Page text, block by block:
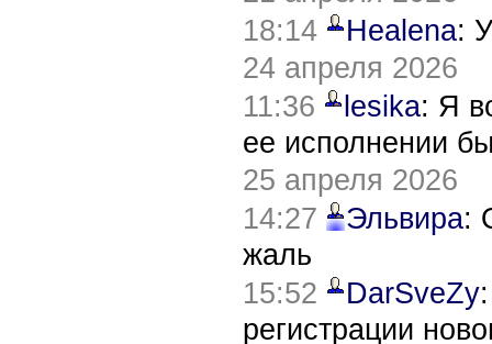
18:14
Healena:
24 апреля 2026
11:36
lesika: Я
ее исполнении
25 апреля 2026
14:27
Эльвира:
жаль
15:52
DarSveZy
регистрации